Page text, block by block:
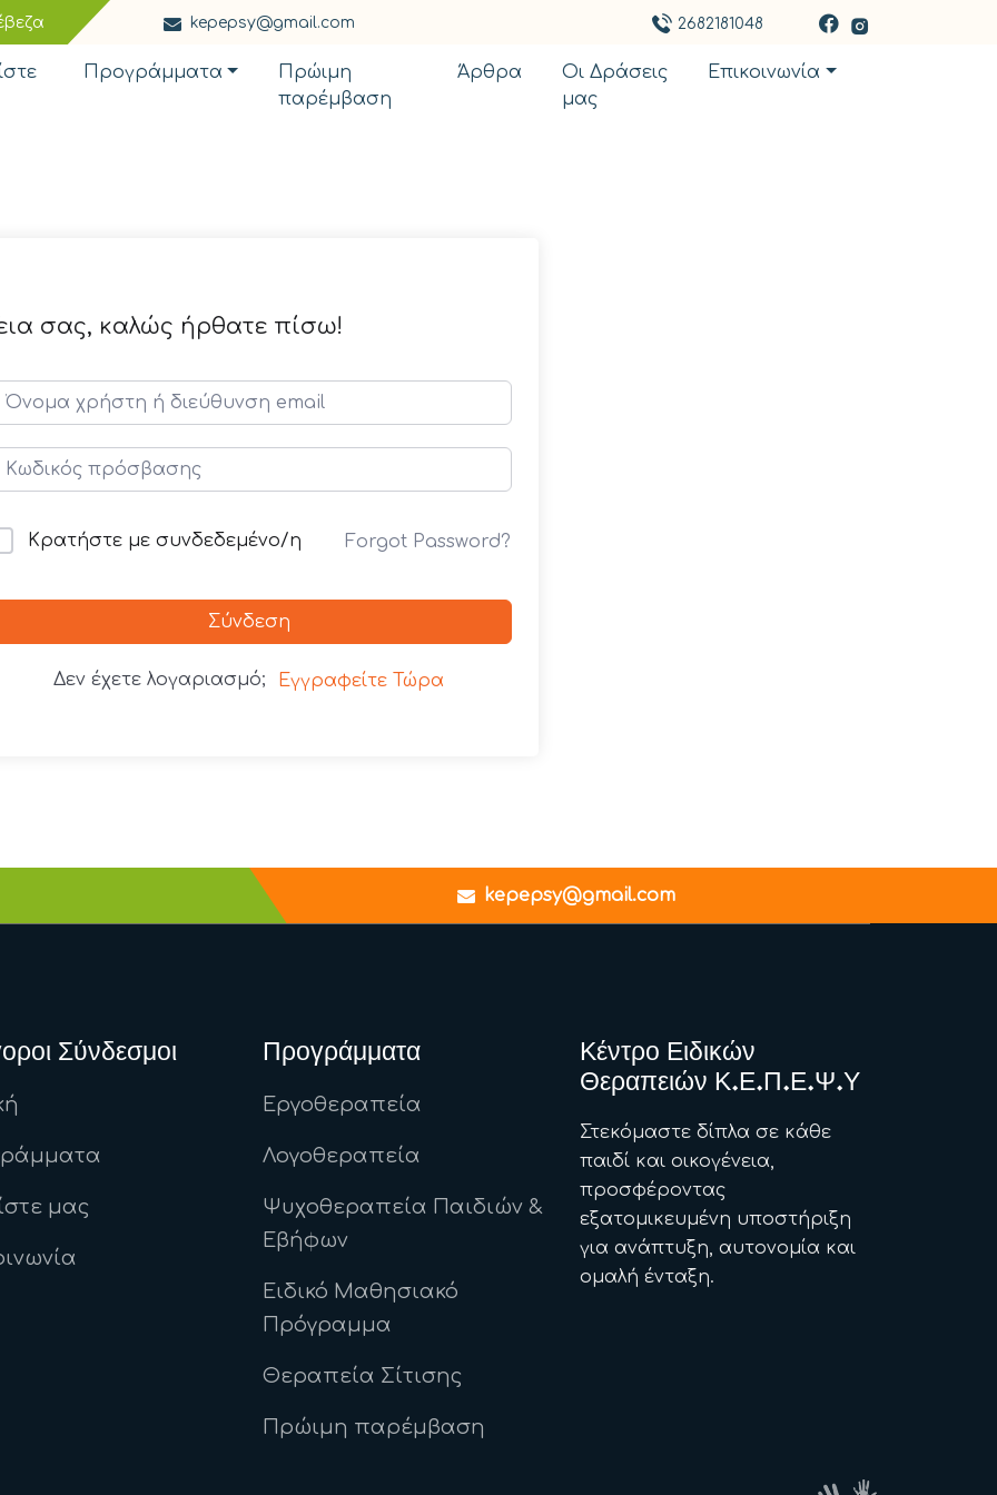
kepepsy@gmail.com 2682181048
Προγράμματα
Πρώιμη
παρέμβαση
Άρθρα
Οι Δράσεις
μας
Επικοινωνία
σας, καλώς ήρθατε πίσω!
Κρατήστε με συνδεδεμένο/η Forgot Password?
Σύνδεση
Δεν έχετε λογαριασμό; Εγγραφείτε Τώρα
kepepsy@gmail.com
Σύνδεσμοι
μας
Προγράμματα
Εργοθεραπεία
Λογοθεραπεία
Ψυχοθεραπεία Παιδιών &
Εβήφων
Ειδικό Μαθησιακό
Πρόγραμμα
Θεραπεία Σίτισης
Πρώιμη παρέμβαση
Κέντρο Ειδικών
Θεραπειών Κ.Ε.Π.Ε.Ψ.Υ
Στεκόμαστε δίπλα σε κάθε
παιδί και οικογένεια,
προσφέροντας
εξατομικευμένη υποστήριξη
για ανάπτυξη, αυτονομία και
ομαλή ένταξη.